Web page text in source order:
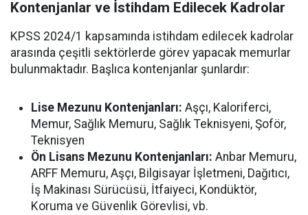
Kontenjanlar ve İstihdam Edilecek Kadrolar
KPSS 2024/1 kapsamında istihdam edilecek kadrolar
arasında çeşitli sektörlerde görev yapacak memurlar
bulunmaktadır. Başlıca kontenjanlar şunlardır:
Lise Mezunu Kontenjanları: Aşçı, Kaloriferci,
Memur, Sağlık Memuru, Sağlık Teknisyeni, Şoför,
Teknisyen
Ön Lisans Mezunu Kontenjanları: Anbar Memuru,
ARFF Memuru, Aşçı, Bilgisayar İşletmeni, Dağıtıcı,
İş Makinası Sürücüsü, İtfaiyeci, Kondüktör,
Koruma ve Güvenlik Görevlisi, vb.